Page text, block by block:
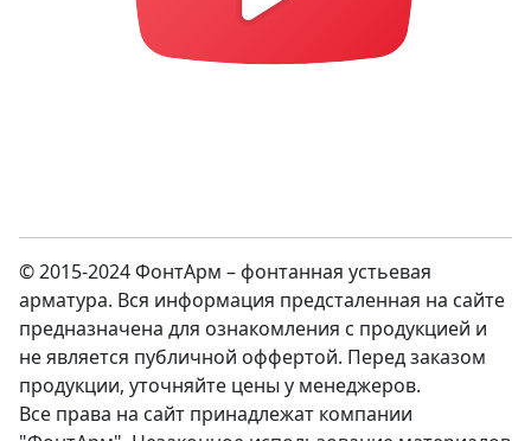
© 2015-2024 ФонтАрм – фонтанная устьевая
арматура. Вся информация предсталенная на сайте
предназначена для ознакомления с продукцией и
не является публичной оффертой. Перед заказом
продукции, уточняйте цены у менеджеров.
Все права на сайт принадлежат компании